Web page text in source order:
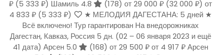
₽ (5 333 ₽) Шамиль 4.8 (178) от 29 000 ₽ (32 000 ₽) от
4 833 ₽ (5 333 ₽)
★ МЕЛОДИЯ ДАГЕСТАНА: 5 дней ★
Всё включено! Тур гарантирован На внедорожниках
Дагестан, Кавказ, Россия 5 дн. (02 – 06 января 2023 и ещё
41 дата) Арсен 5.0 (168) от 29 500 ₽от 4 917 ₽Арсен